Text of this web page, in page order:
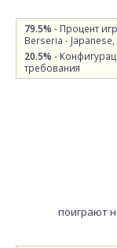
79.5% - Процент
Berseria -
20.5% -
требования
поиграют